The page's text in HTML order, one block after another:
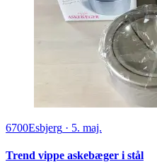
6700Esbjerg · 5. maj.
Trend vippe askebæger i stål